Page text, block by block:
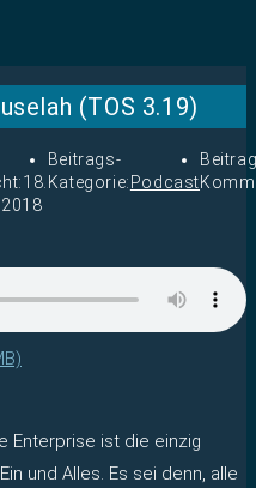
(TOS 3.19)
18.
Beitrags-
Kategorie: Podcast
Enterprise ist die einzig
und Alles. Es sei denn, alle